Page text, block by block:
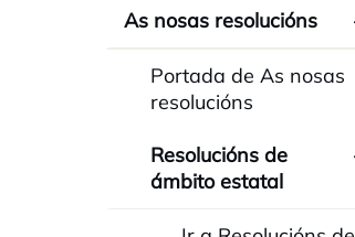
As nosas resolucións
Portada de As nosas
resolucións
Resolucións de
ámbito estatal